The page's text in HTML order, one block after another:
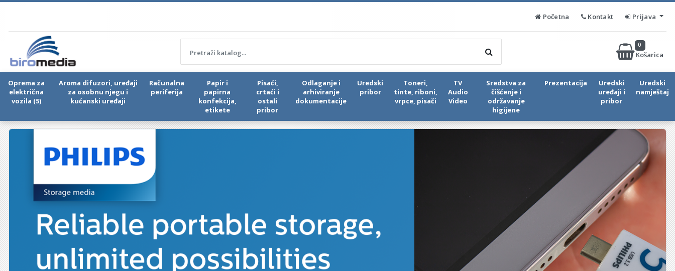
Početna Kontakt Prijava
Košarica
0
Oprema za
električna
vozila (5)
Aroma difuzori, uređaji
za osobnu njegu i
kućanski uređaji
Računalna
periferija
Papir i
papirna
konfekcija,
etikete
Pisaći,
crtaći i
ostali
pribor
Odlaganje i
arhiviranje
dokumentacije
Uredski
pribor
Toneri,
tinte, riboni,
vrpce, pisači
TV
Audio
Video
Sredstva za
čišćenje i
održavanje
higijene
Prezentacija
Uredski
uređaji i
pribor
Uredski
namještaj